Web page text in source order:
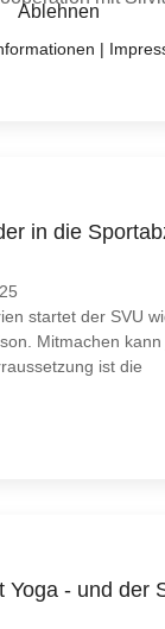
in die
startet der SVU
Mitmachen
ist die
Yoga - und der